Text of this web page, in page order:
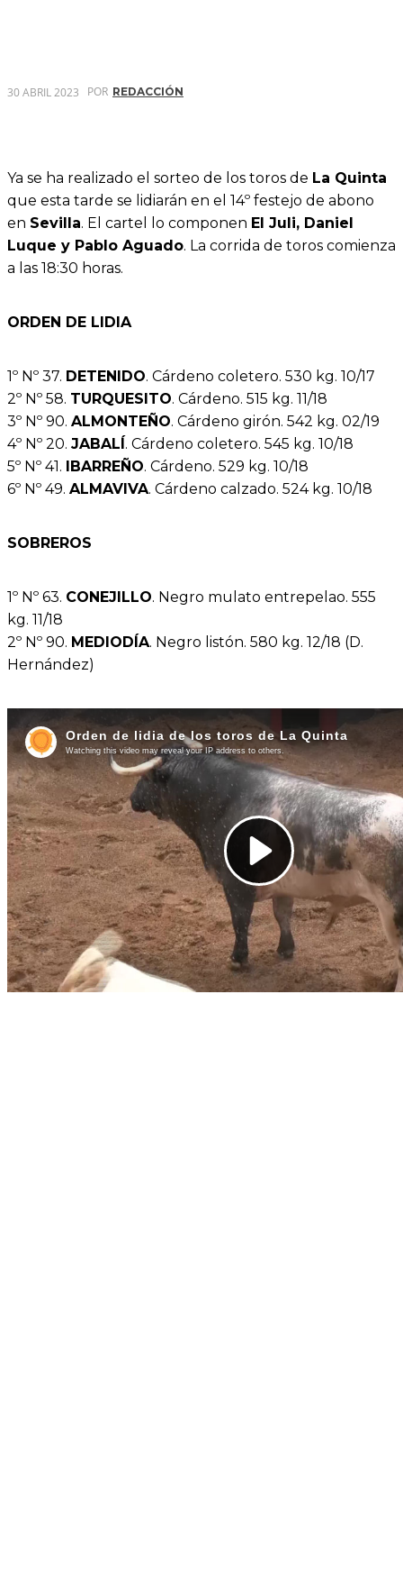
30 ABRIL 2023 POR REDACCIÓN
Ya se ha realizado el sorteo de los toros de La Quinta
que esta tarde se lidiarán en el 14º festejo de abono
en Sevilla. El cartel lo componen El Juli, Daniel
Luque y Pablo Aguado. La corrida de toros comienza
a las 18:30 horas.
ORDEN DE LIDIA
1º Nº 37. DETENIDO. Cárdeno coletero. 530 kg. 10/17
2º Nº 58. TURQUESITO. Cárdeno. 515 kg. 11/18
3º Nº 90. ALMONTEÑO. Cárdeno girón. 542 kg. 02/19
4º Nº 20. JABALÍ. Cárdeno coletero. 545 kg. 10/18
5º Nº 41. IBARREÑO. Cárdeno. 529 kg. 10/18
6º Nº 49. ALMAVIVA. Cárdeno calzado. 524 kg. 10/18
SOBREROS
1º Nº 63. CONEJILLO. Negro mulato entrepelao. 555
kg. 11/18
2º Nº 90. MEDIODÍA. Negro listón. 580 kg. 12/18 (D.
Hernández)